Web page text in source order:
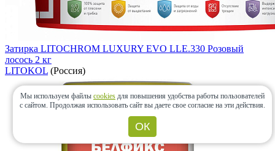
Затирка LITOCHROM LUXURY EVO LLE.330 Розовый
лосось 2 кг
LITOKOL (Россия)
Мы используем файлы cookies для повышения удобства работы пользователей
с сайтом. Продолжая использовать сайт вы даете свое согласие на эти действия.
ОК